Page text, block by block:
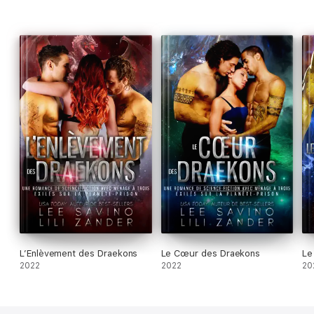
L’Enlèvement des Draekons
2022
Le Cœur des Draekons
2022